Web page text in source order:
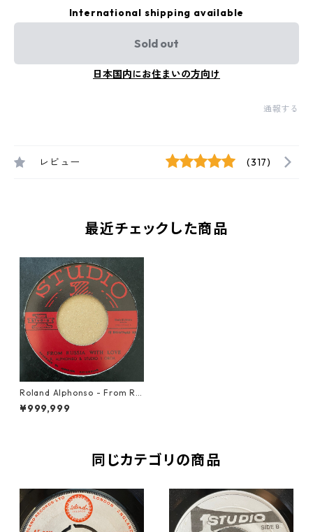
International shipping available
Sold out
日本国内にお住まいの方向け
通報する
レビュー (317)
最近チェックした商品
Roland Alphonso - From Ru
ssia With Love【7-21207】
¥999,999
同じカテゴリの商品